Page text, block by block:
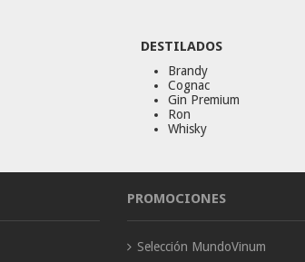
DESTILADOS
Brandy
Cognac
Gin Premium
Ron
Whisky
PROMOCIONES
Selección MundoVinum